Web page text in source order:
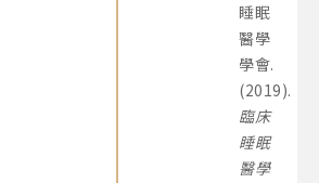
睡眠
醫學
學會.
(2019).
臨床
睡眠
醫學